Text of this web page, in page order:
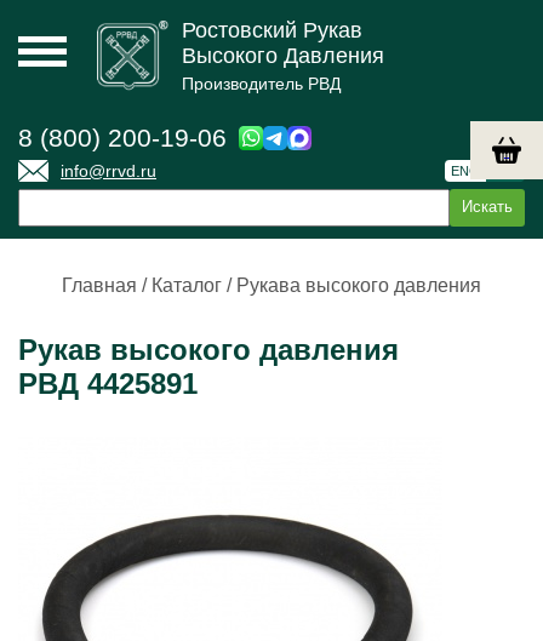
Ростовский Рукав
Высокого Давления
Производитель РВД
8 (800) 200-19-06
info@rrvd.ru ENG
Главная / Каталог / Рукава высокого давления
Рукав высокого давления
РВД 4425891